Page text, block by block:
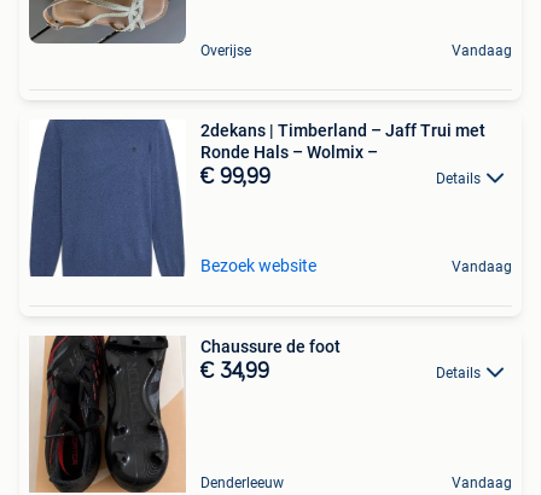
Overijse Vandaag
2dekans | Timberland – Jaff Trui met
Ronde Hals – Wolmix –
€ 99,99 Details
Bezoek website Vandaag
Chaussure de foot
€ 34,99 Details
Denderleeuw Vandaag